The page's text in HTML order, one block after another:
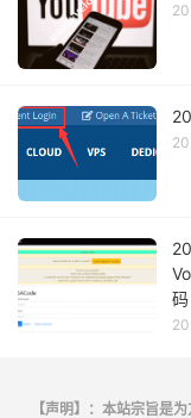
码
【声明】：本站宗旨是